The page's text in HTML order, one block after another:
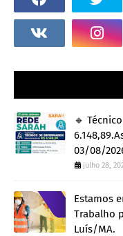
🔹
03/08/
julho 28,
Estamos
Trabalho
Luís/MA.